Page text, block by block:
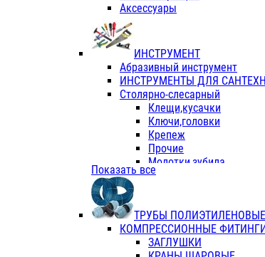
Аксессуары
ИНСТРУМЕНТ
Абразивный инструмент
ИНСТРУМЕНТЫ ДЛЯ
Столярно-слесарный
Клещи,кусачки
Ключи,головки
Крепеж
Прочие
Молотки,зубила
Отвертки
Хоз. инвентарь
ЭЛ. ИНСТРУМЕНТ OASIS
Показать все
ТРУБЫ
КОМПРЕССИОННЫЕ
ЗАГЛУШКИ